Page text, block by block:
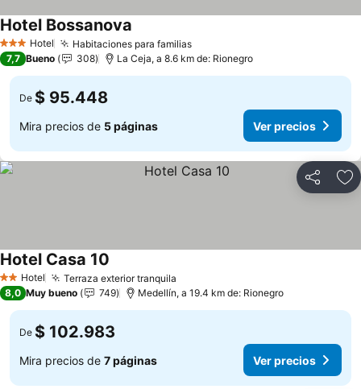
3 Estrellas
Hotel Habitaciones para familiasVer precios
Hotel Bossanova
7,7 Bueno 308 La Ceja, a 8.6 km de: Rionegro
De $ 95.448
Mira precios de 5 páginas Ver precios
Compartir
2 Estrellas
Hotel Terraza exterior tranquila
Hotel Casa 10
8,0 Muy bueno 749 Medellín, a 19.4 km de: Rionegro
De $ 102.983
Mira precios de 7 páginas Ver precios